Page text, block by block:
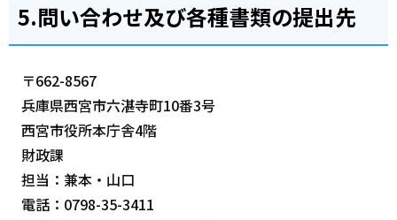
5.問い合わせ及び各種書類の提出先
〒662-8567
兵庫県西宮市六湛寺町10番3号
西宮市役所本庁舎4階
財政課
担当：兼本・山口
電話：0798-35-3411